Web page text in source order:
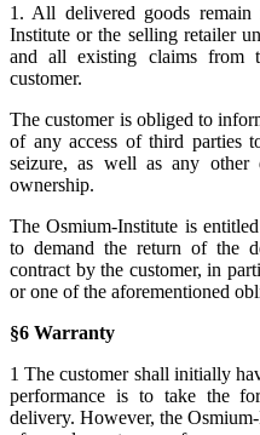
1. All delivered goods
Institute or the selling retailer
and all existing claims from
customer.
The customer is obliged to
of any access of third parties
seizure, as well as any other
ownership.
The Osmium-Institute is
to demand the return of the
contract by the customer, in
or one of the aforementioned
§6 Warranty
1 The customer shall initially
performance is to take the
delivery. However, the